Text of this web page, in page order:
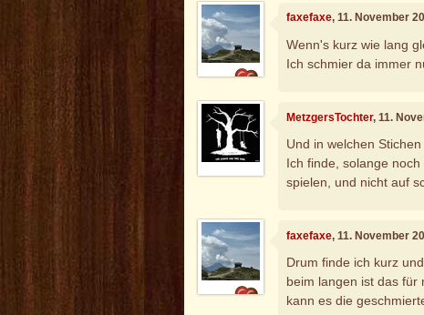
faxefaxe, 11. November
Wenn's kurz wie lang
Ich schmier da immer
MetzgersTochter, 11.
Und in welchen
Ich finde, solange
spielen, und nicht auf
faxefaxe, 11. November
Drum finde ich kurz
beim langen ist das für
kann es die